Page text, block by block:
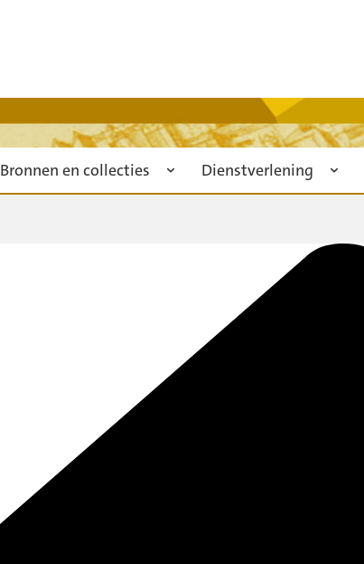
Bronnen en collecties Dienstverlening